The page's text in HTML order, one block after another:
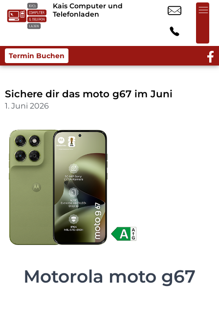
Kais Computer und
Telefonladen
Termin Buchen
Sichere dir das moto g67 im Juni
1. Juni 2026
Motorola moto g67